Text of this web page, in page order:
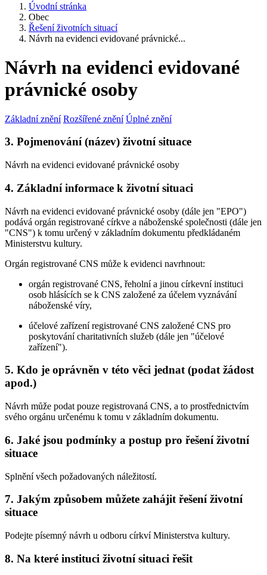
Úvodní stránka
Obec
Řešení životních situací
Návrh na evidenci evidované právnické...
Návrh na evidenci evidované
právnické osoby
Základní znění Rozšířené znění Úplné znění
3. Pojmenování (název) životní situace
Návrh na evidenci evidované právnické osoby
4. Základní informace k životní situaci
Návrh na evidenci evidované právnické osoby (dále jen "EPO")
podává orgán registrované církve a náboženské společnosti (dále jen
"CNS") k tomu určený v základním dokumentu předkládaném
Ministerstvu kultury.
Orgán registrované CNS může k evidenci navrhnout:
orgán registrované CNS, řeholní a jinou církevní instituci
osob hlásících se k CNS založené za účelem vyznávání
náboženské víry,
účelové zařízení registrované CNS založené CNS pro
poskytování charitativních služeb (dále jen "účelové
zařízení").
5. Kdo je oprávněn v této věci jednat (podat žádost
apod.)
Návrh může podat pouze registrovaná CNS, a to prostřednictvím
svého orgánu určenému k tomu v základním dokumentu.
6. Jaké jsou podmínky a postup pro řešení životní
situace
Splnění všech požadovaných náležitostí.
7. Jakým způsobem můžete zahájit řešení životní
situace
Podejte písemný návrh u odboru církví Ministerstva kultury.
8. Na které instituci životní situaci řešit